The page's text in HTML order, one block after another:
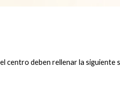
centro deben rellenar la siguiente